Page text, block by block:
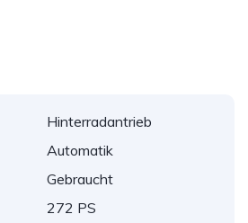
Hinterradantrieb
Automatik
Gebraucht
272 PS